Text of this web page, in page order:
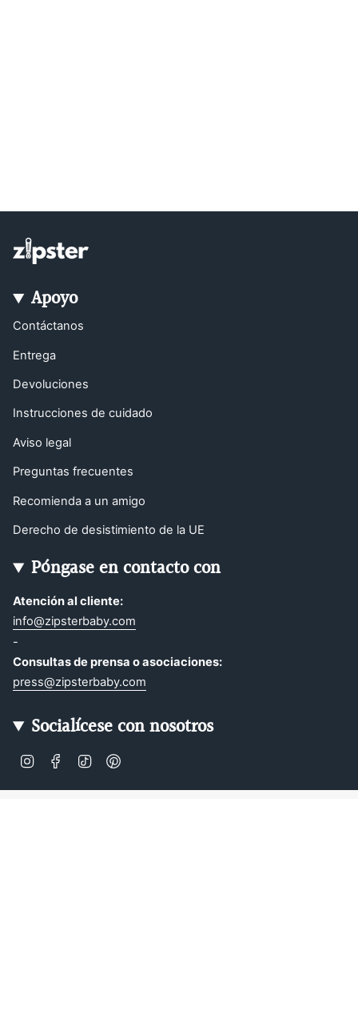
Apoyo
Contáctanos
Entrega
Devoluciones
Instrucciones de cuidado
Aviso legal
Preguntas frecuentes
Recomienda a un amigo
Derecho de desistimiento de la UE
Póngase en contacto con
Atención al cliente:
info@zipsterbaby.com
-
Consultas de prensa o asociaciones:
press@zipsterbaby.com
Socialícese con nosotros
InstagramFacebook
TikTok